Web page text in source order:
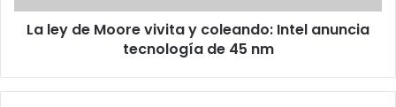
anuncia
tecnología
La ley de Moore vivita y coleando: Intel anuncia
tecnología de 45 nm